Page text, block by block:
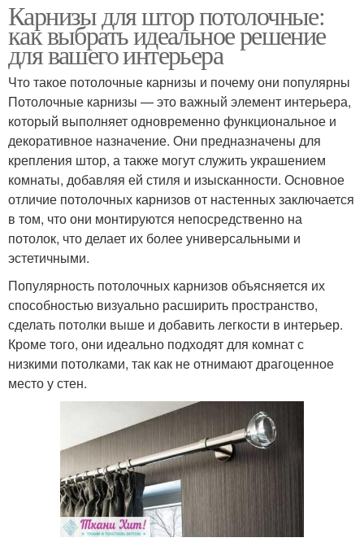
Карнизы для штор потолочные:
как выбрать идеальное решение
для вашего интерьера
Что такое потолочные карнизы и почему они популярны
Потолочные карнизы — это важный элемент интерьера,
который выполняет одновременно функциональное и
декоративное назначение. Они предназначены для
крепления штор, а также могут служить украшением
комнаты, добавляя ей стиля и изысканности. Основное
отличие потолочных карнизов от настенных заключается
в том, что они монтируются непосредственно на
потолок, что делает их более универсальными и
эстетичными.
Популярность потолочных карнизов объясняется их
способностью визуально расширить пространство,
сделать потолки выше и добавить легкости в интерьер.
Кроме того, они идеально подходят для комнат с
низкими потолками, так как не отнимают драгоценное
место у стен.